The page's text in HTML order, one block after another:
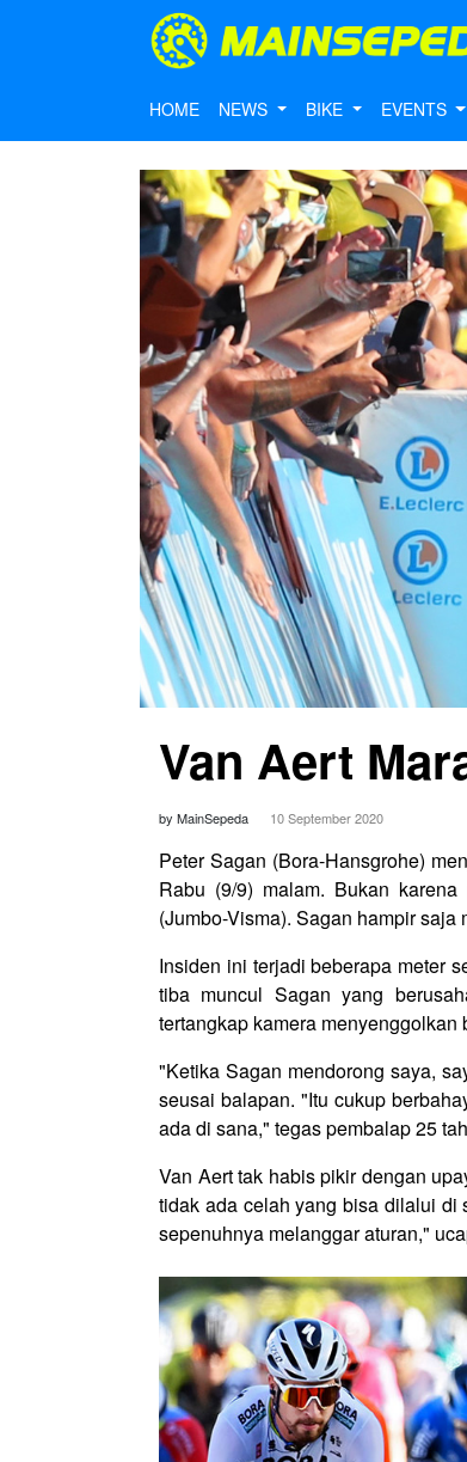
HOME NEWS BIKE EVENTS
Van Aert
by MainSepeda 10 September 2020
Peter Sagan (Bora-Hansgrohe)
Rabu (9/9) malam. Bukan
(Jumbo-Visma). Sagan hampir
Insiden ini terjadi beberapa meter
tiba muncul Sagan yang
tertangkap kamera
"Ketika Sagan mendorong saya,
seusai balapan. "Itu cukup
ada di sana," tegas pembalap 25
Van Aert tak habis pikir dengan
tidak ada celah yang bisa dilalui di
sepenuhnya melanggar aturan,"